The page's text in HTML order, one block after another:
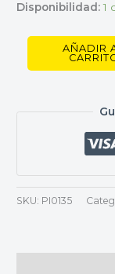
Disponibilidad: 1
AÑADIR
SKU: PI0135